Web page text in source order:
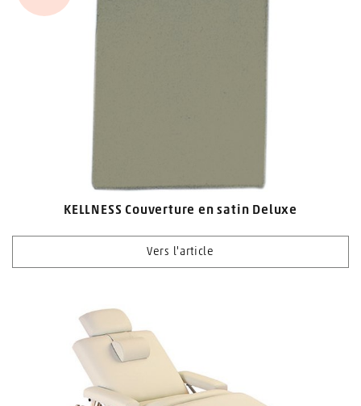
KELLNESS Couverture en satin Deluxe
Vers l'article